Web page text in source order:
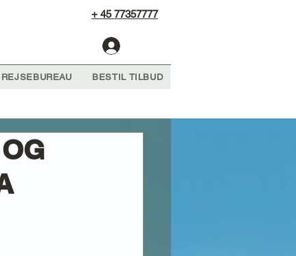
+ 45 77357777
BESTIL TILBUD